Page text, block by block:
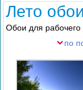
Лето
Обои для рабочего
по